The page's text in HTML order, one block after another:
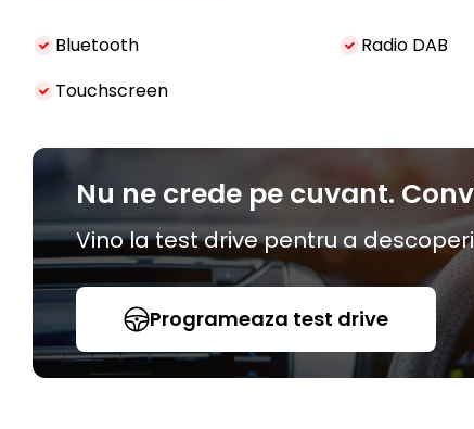
Bluetooth Radio DAB
Touchscreen
Nu ne crede pe cuvant.
Vino la test drive pentru a
Programeaza test drive